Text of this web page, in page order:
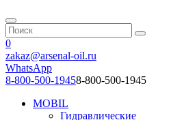
0
zakaz@arsenal-oil.ru
WhatsApp
8-800-500-19458-800-500-1945
MOBIL
Гидравлические